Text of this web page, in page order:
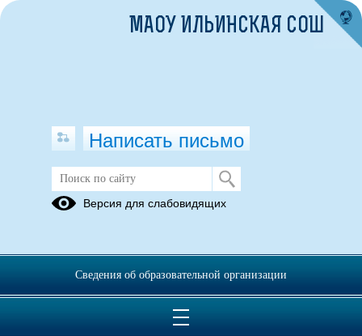
Публикации за 06.06.2025
День русского языка
МАОУ ИЛЬИНСКАЯ СОШ
Написать письмо
Версия для слабовидящих
Сведения об образовательной организации